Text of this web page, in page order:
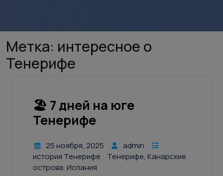
Метка: интересное о
Тенерифе
🏖 7 дней на юге
Тенерифе
25 ноября, 2025
admin
история Тенерифе
Тенерифе, Канарские
острова, Испания